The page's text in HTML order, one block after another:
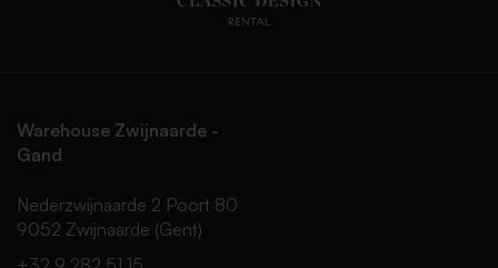
Warehouse Zwijnaarde -
Gand
Nederzwijnaarde 2 Poort 80
9052 Zwijnaarde (Gent)